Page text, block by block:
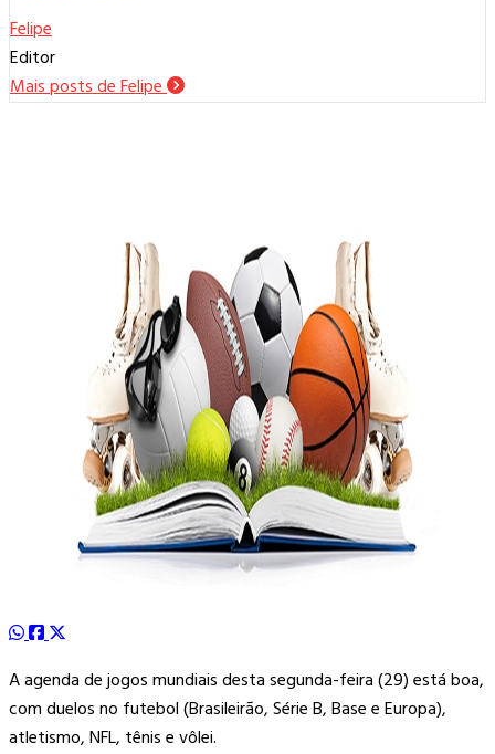
Felipe
Editor
Mais posts de Felipe
A agenda de jogos mundiais desta segunda-feira (29) está boa,
com duelos no futebol (Brasileirão, Série B, Base e Europa),
atletismo, NFL, tênis e vôlei.